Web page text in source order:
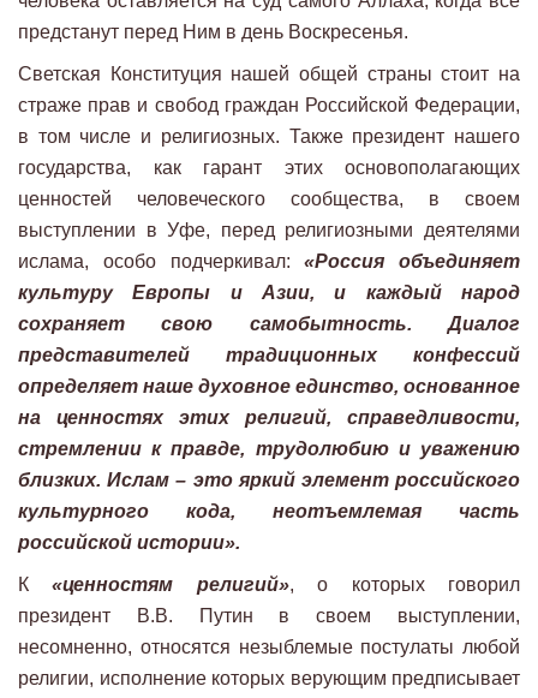
предстанут перед Ним в день Воскресенья.
Светская Конституция нашей общей страны стоит на
страже прав и свобод граждан Российской Федерации,
в том числе и религиозных. Также президент нашего
государства, как гарант этих основополагающих
ценностей человеческого сообщества, в своем
выступлении в Уфе, перед религиозными деятелями
ислама, особо подчеркивал:«Россия объединяет
культуру Европы и Азии, и каждый народ
сохраняет свою самобытность. Диалог
представителей традиционных конфессий
определяет наше духовное единство, основанное
на ценностях этих религий, справедливости,
стремлении к правде, трудолюбию и уважению
близких. Ислам – это яркий элемент российского
культурного кода, неотъемлемая часть
российской истории».
К«ценностям религий», о которых говорил
президент В.В. Путин в своем выступлении,
несомненно, относятся незыблемые постулаты любой
религии, исполнение которых верующим предписывает